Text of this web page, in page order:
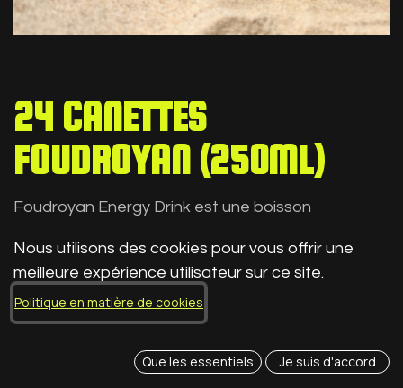
24 CANETTES
FOUDROYAN (250ML)
Foudroyan Energy Drink est une boisson
moins calorique que les boissons classiques, elle
offre un vrai coup de boost grâce à la caféine, la
taurine et les vitamines B. Son goût est doux et
moins gazeux, pour une expérience agréable à
chaque gorgée. Idéale pour soutenir vos efforts
sportifs, vos longues journées ou vos soirées
Nous utilisons des cookies pour vous offrir une
meilleure expérience utilisateur sur ce site.
Politique en matière de cookies
Que les essentiels Je suis d'accord